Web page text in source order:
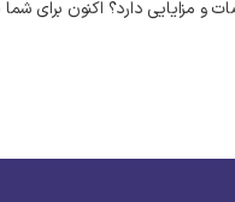
و مزایایی دارد؟ اکنون برای شما